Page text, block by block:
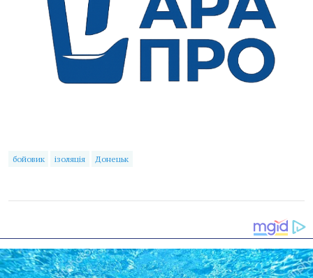
бойовик ізоляція Донецьк